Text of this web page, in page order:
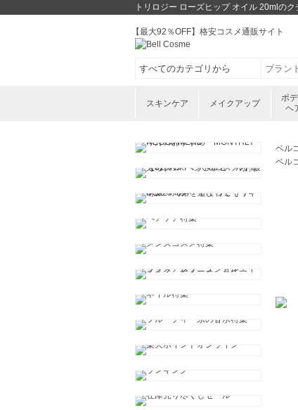
トリロジー ローズヒップ オイル 20mlの
【最大92％OFF】格安コスメ通販サイト
スキンケア メイクアップ
ボ
ヘ
ベル
ベル